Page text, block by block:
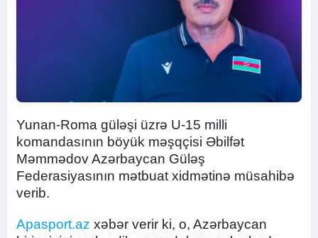
Yunan-Roma güləşi üzrə U-15 milli
komandasının böyük məşqçisi Əbilfət
Məmmədov Azərbaycan Güləş
Federasiyasının mətbuat xidmətinə müsahibə
verib.
Apasport.az xəbər verir ki, o, Azərbaycan